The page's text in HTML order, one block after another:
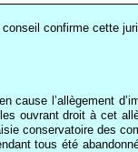
confirme cette
cause l’allègement
ouvrant droit à cet
conservatoire des
tous été